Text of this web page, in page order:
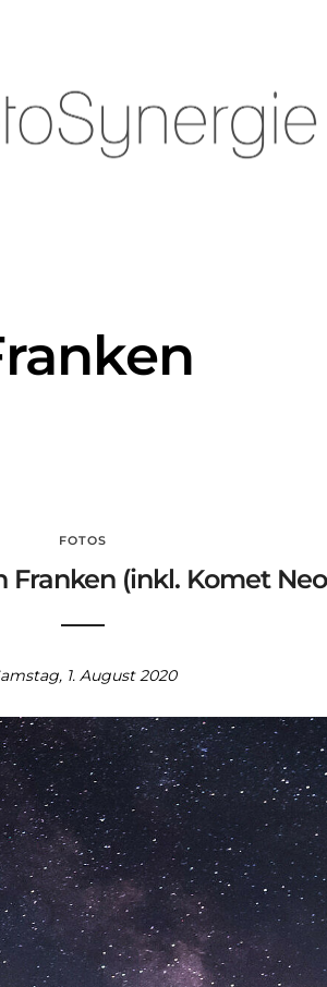
FOTOS
(inkl. Komet
1. August 2020